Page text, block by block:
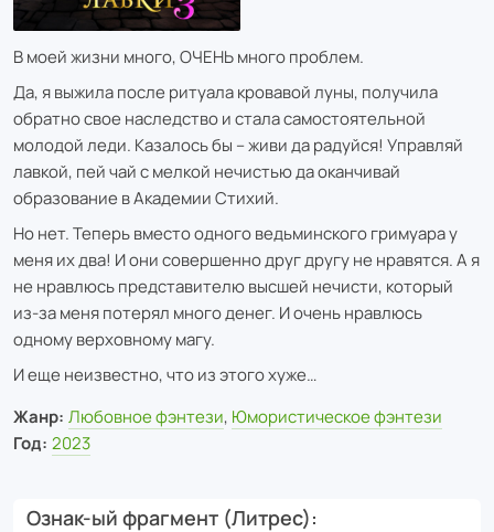
В моей жизни много, ОЧЕНЬ много проблем.
Да, я выжила после ритуала кровавой луны, получила
обратно свое наследство и стала самостоятельной
молодой леди. Казалось бы – живи да радуйся! Управляй
лавкой, пей чай с мелкой нечистью да оканчивай
образование в Академии Стихий.
Но нет. Теперь вместо одного ведьминского гримуара у
меня их два! И они совершенно друг другу не нравятся. А я
не нравлюсь представителю высшей нечисти, который
из-за меня потерял много денег. И очень нравлюсь
одному верховному магу.
И еще неизвестно, что из этого хуже…
Жанр: Любовное фэнтези, Юмористическое фэнтези
Год: 2023
Ознак-ый фрагмент (Литрес)